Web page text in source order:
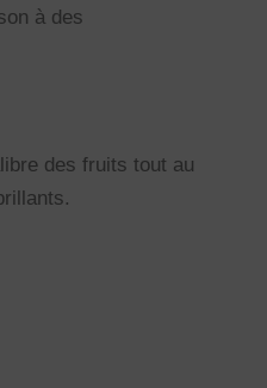
à des
des fruits tout au